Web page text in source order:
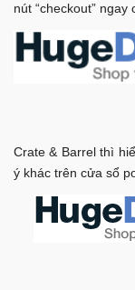
nút “checkout” ngay
Crate & Barrel thì
ý khác trên cửa sổ